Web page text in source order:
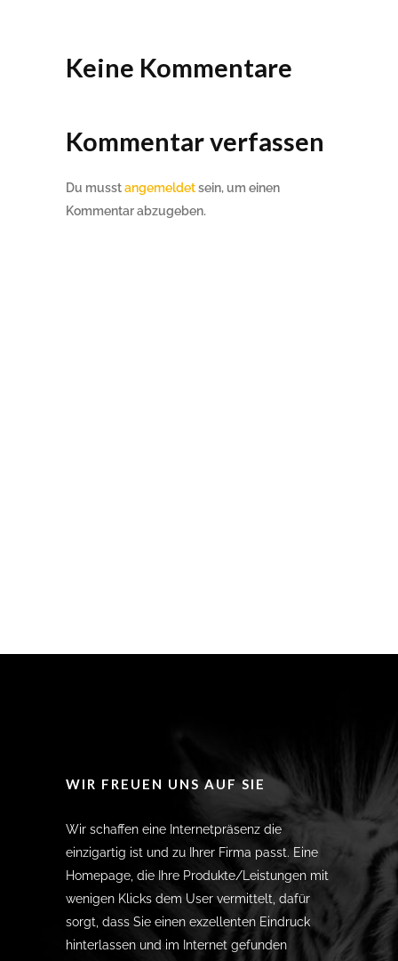
Keine Kommentare
Kommentar verfassen
Du musstangemeldetsein, um einen
Kommentar abzugeben.
WIR FREUEN UNS AUF SIE
Wir schaffen eine Internetpräsenz die
einzigartig ist und zu Ihrer Firma passt. Eine
Homepage, die Ihre Produkte/Leistungen mit
wenigen Klicks dem User vermittelt, dafür
sorgt, dass Sie einen exzellenten Eindruck
hinterlassen und im Internet gefunden